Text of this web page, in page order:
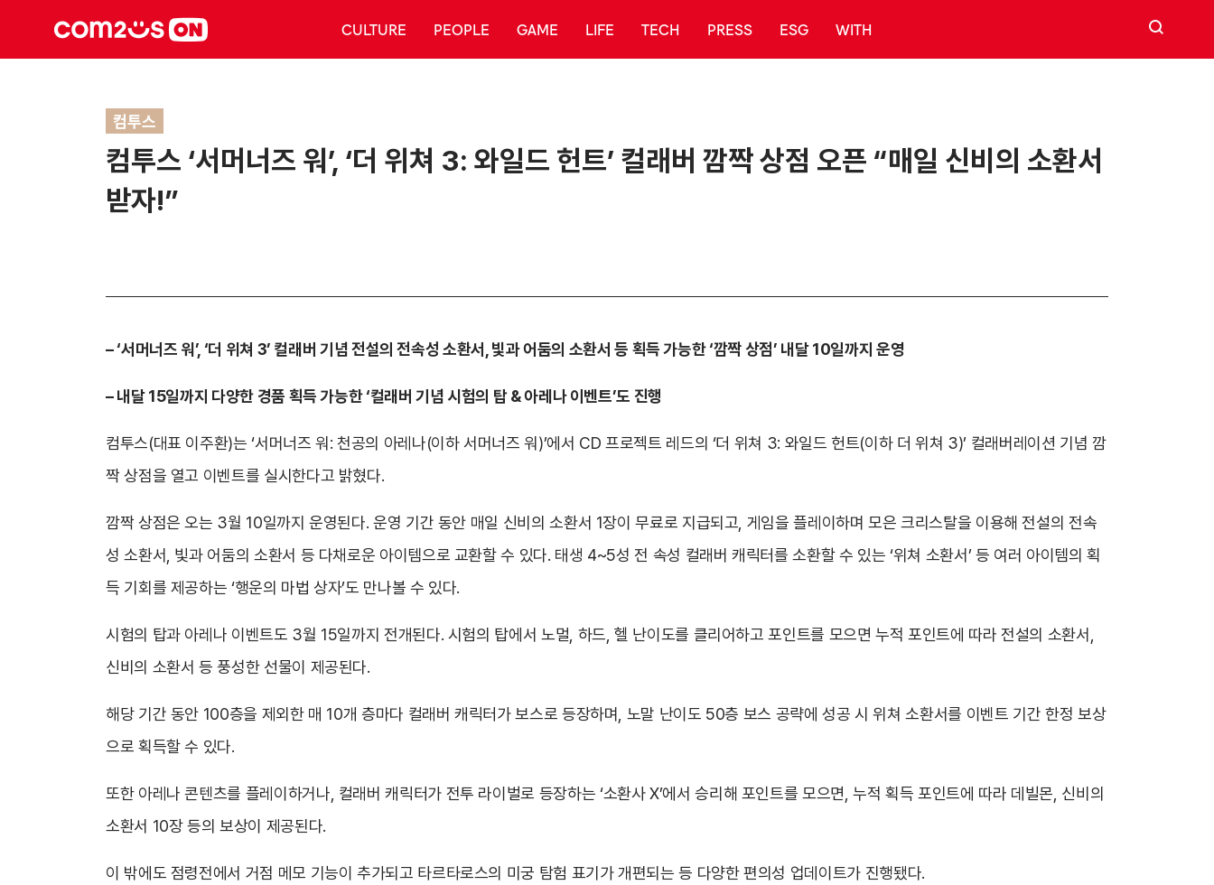
CULTURE PEOPLE GAME LIFE TECH PRESS ESG WITH 검색
컴투스
컴투스 ‘서머너즈 워’, ‘더 위쳐 3: 와일드 헌트’ 컬래버 깜짝 상점 오픈 “매일 신비의 소환서
받자!”
– ‘서머너즈 워’, ‘더 위쳐 3’ 컬래버 기념 전설의 전속성 소환서, 빛과 어둠의 소환서 등 획득 가능한 ‘깜짝 상점’ 내달 10일까지 운영
– 내달 15일까지 다양한 경품 획득 가능한 ‘컬래버 기념 시험의 탑 & 아레나 이벤트’도 진행
컴투스(대표 이주환)는 ‘서머너즈 워: 천공의 아레나(이하 서머너즈 워)’에서 CD 프로젝트 레드의 ‘더 위쳐 3: 와일드 헌트(이하 더 위쳐 3)’ 컬래버레이션 기념 깜
짝 상점을 열고 이벤트를 실시한다고 밝혔다.
깜짝 상점은 오는 3월 10일까지 운영된다. 운영 기간 동안 매일 신비의 소환서 1장이 무료로 지급되고, 게임을 플레이하며 모은 크리스탈을 이용해 전설의 전속
성 소환서, 빛과 어둠의 소환서 등 다채로운 아이템으로 교환할 수 있다. 태생 4~5성 전 속성 컬래버 캐릭터를 소환할 수 있는 ‘위쳐 소환서’ 등 여러 아이템의 획
득 기회를 제공하는 ‘행운의 마법 상자’도 만나볼 수 있다.
시험의 탑과 아레나 이벤트도 3월 15일까지 전개된다. 시험의 탑에서 노멀, 하드, 헬 난이도를 클리어하고 포인트를 모으면 누적 포인트에 따라 전설의 소환서,
신비의 소환서 등 풍성한 선물이 제공된다.
해당 기간 동안 100층을 제외한 매 10개 층마다 컬래버 캐릭터가 보스로 등장하며, 노말 난이도 50층 보스 공략에 성공 시 위쳐 소환서를 이벤트 기간 한정 보상
으로 획득할 수 있다.
또한 아레나 콘텐츠를 플레이하거나, 컬래버 캐릭터가 전투 라이벌로 등장하는 ‘소환사 X’에서 승리해 포인트를 모으면, 누적 획득 포인트에 따라 데빌몬, 신비의
소환서 10장 등의 보상이 제공된다.
이 밖에도 점령전에서 거점 메모 기능이 추가되고 타르타로스의 미궁 탐험 표기가 개편되는 등 다양한 편의성 업데이트가 진행됐다.